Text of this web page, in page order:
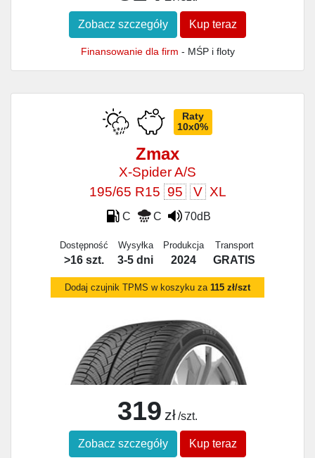
Zobacz szczegóły Kup teraz
Finansowanie dla firm - MŚP i floty
Raty
10x0%
Zmax
X-Spider A/S
195/65 R15 95 V XL
C C 70dB
Dostępność
>16 szt.
Wysyłka
3-5 dni
Produkcja
2024
Transport
GRATIS
Dodaj czujnik TPMS w koszyku za 115 zł/szt
319 zł /szt.
Zobacz szczegóły Kup teraz